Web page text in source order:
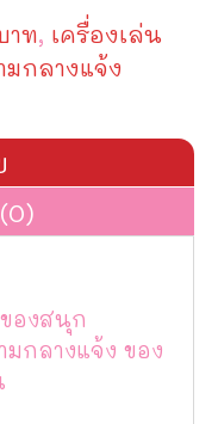
าท, เครื่องเล่น
มกลางแจ้ง
องสนุก
มกลางแจ้ง ของ